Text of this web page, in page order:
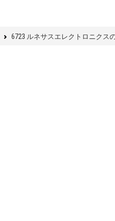
6723 ルネサスエレクトロニクス